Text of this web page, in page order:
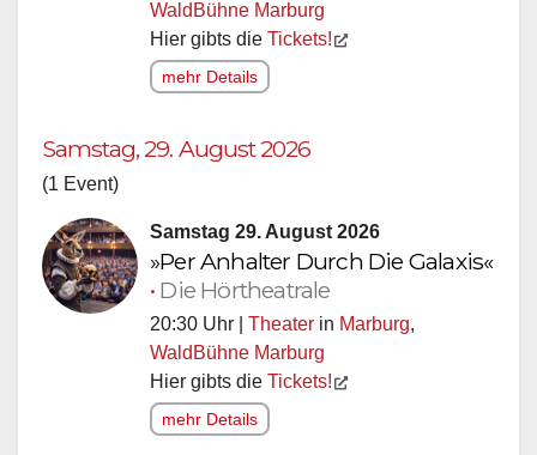
WaldBühne Marburg
Hier gibts die Tickets!
mehr Details
Samstag, 29. August 2026
(1 Event)
Samstag 29. August 2026
»Per Anhalter Durch Die Galaxis«
• Die Hörtheatrale
20:30 Uhr | Theater in Marburg,
WaldBühne Marburg
Hier gibts die Tickets!
mehr Details